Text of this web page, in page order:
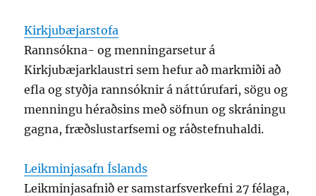
Kirkjubæjarstofa
Rannsókna- og menningarsetur á
Kirkjubæjarklaustri sem hefur að markmiði að
efla og styðja rannsóknir á náttúrufari, sögu og
menningu héraðsins með söfnun og skráningu
gagna, fræðslustarfsemi og ráðstefnuhaldi.
Leikminjasafn Íslands
Leikminjasafnið er samstarfsverkefni 27 félaga,